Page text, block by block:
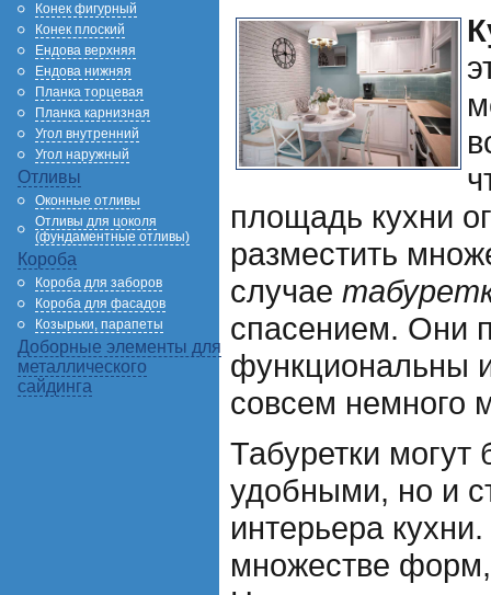
Конек фигурный
Конек плоский
Ендова верхняя
Ендова нижняя
Планка торцевая
Планка карнизная
Угол внутренний
Угол наружный
Отливы
Оконные отливы
Отливы для цоколя
(фундаментные отливы)
Короба
Короба для заборов
Короба для фасадов
Козырьки, парапеты
Доборные элементы для
металлического
сайдинга
площадь кухни
разместить
случае
спасением. Они
функциональны
совсем немного
Табуретки могут
удобными, но и
интерьера
множестве